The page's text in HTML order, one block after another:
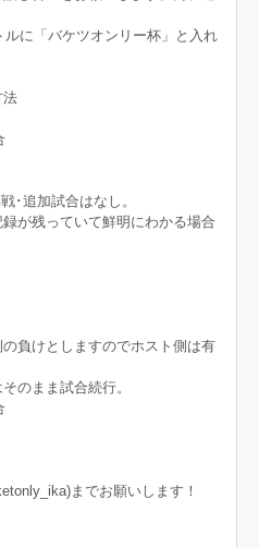
に「バケツオンリー杯」と入れ
法
･追加試合はなし。
が残っていて鮮明にわかる場合
負けとしますのでホスト側は有
のまま試合続行。
までお願いします！